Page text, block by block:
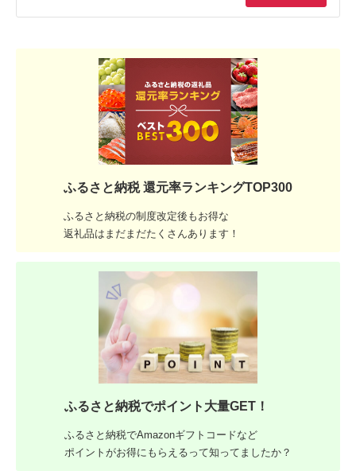
ふるさと納税 還元率ランキングTOP300
ふるさと納税の制度改定後もお得な
返礼品はまだまだたくさんあります！
ふるさと納税でポイント大量GET！
ふるさと納税でAmazonギフトコードなど
ポイントがお得にもらえるって知ってましたか？